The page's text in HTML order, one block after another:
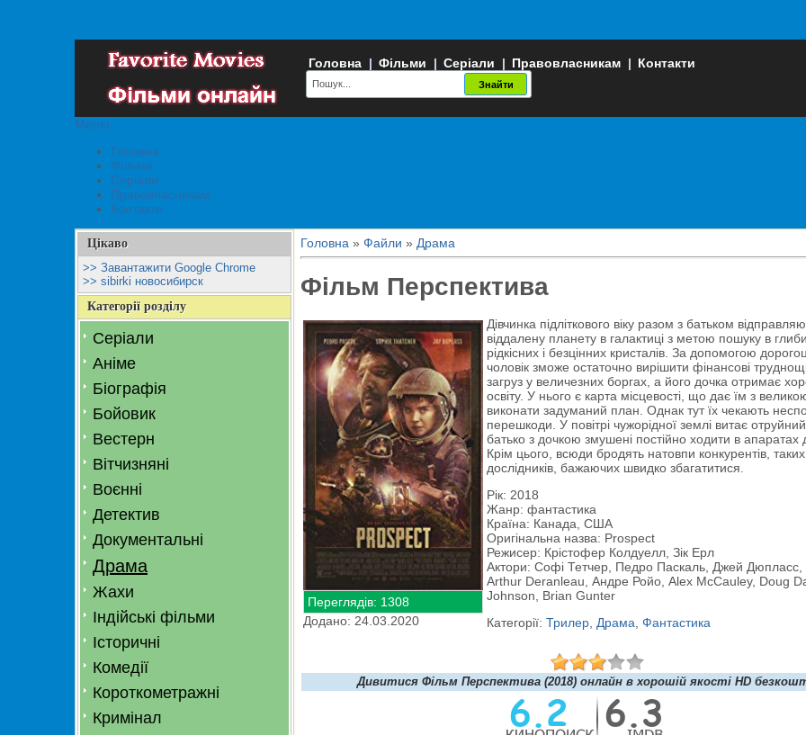
Головна | Фільми | Серіали | Правовласникам | Контакти
Меню
Головна
Фільми
Серіали
Правовласникам
Контакти
Цікаво
>> Завантажити Google Chrome
>> sibirki новосибирск
Категорії розділу
Серіали
Аніме
Біографія
Бойовик
Вестерн
Вітчизняні
Воєнні
Детектив
Документальні
Драма
Жахи
Індійські фільми
Історичні
Комедії
Короткометражні
Кримінал
Головна » Файли » Драма
Фільм Перспектива
Переглядів: 1308
Додано: 24.03.2020
Дівчинка підліткового віку разом з батьком
віддалену планету в галактиці з метою пошуку в
рідкісних і безцінних кристалів. За допомогою
чоловік зможе остаточно вирішити фінансові
загруз у величезних боргах, а його дочка отримає
освіту. У нього є карта місцевості, що дає їм з
виконати задуманий план. Однак тут їх чекають
перешкоди. У повітрі чужорідної землі витає
батько з дочкою змушені постійно ходити в
Крім цього, всюди бродять натовпи конкурентів,
дослідників, бажаючих швидко збагатитися.
Рік: 2018
Жанр: фантастика
Країна: Канада, США
Оригінальна назва: Prospect
Режисер: Крістофер Колдуелл, Зік Ерл
Актори: Софі Тетчер, Педро Паскаль, Джей Дюпласс,
Arthur Deranleau, Андре Ройо, Alex McCauley, Doug
Johnson, Brian Gunter
Категорії: Трилер Драма Фантастика
Дивитися Фільм Перспектива (2018) онлайн в хорошій якості HD